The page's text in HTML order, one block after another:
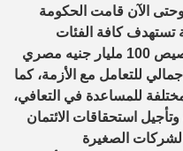
أنه منذ 24 فبراير وحتى الآن قامت الحكومة
تنفذها 70 مؤسسة تستهدف كافة الفئات
والقطاعات الاجتماعية، حيث تم تخصيص 100 مليار جنيه مصري
الإجمالي للتعامل مع الأزمة، كما
للمساعدة في التعافي،
استحقاقات الائتمان
الصغيرة